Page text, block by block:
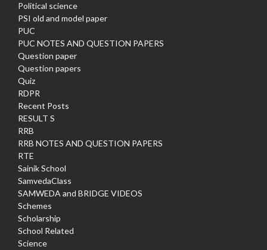
Political science
PSI old and model paper
PUC
PUC NOTES AND QUESTION PAPERS
Question paper
Question papers
Quiz
RDPR
Recent Posts
RESULT S
RRB
RRB NOTES AND QUESTION PAPERS
RTE
Sainik School
SamvedaClass
SAMWEDA and BRIDGE VIDEOS
Schemes
Scholarship
School Related
Science